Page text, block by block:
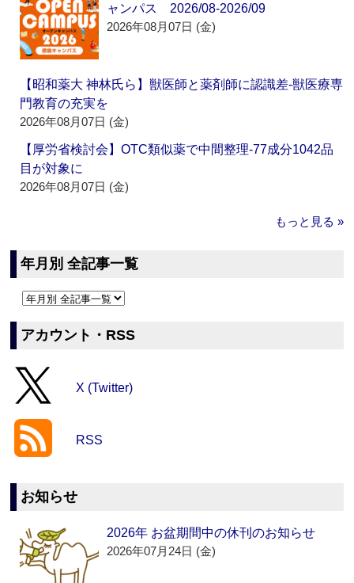
ャンパス 2026/08-2026/09
2026年08月07日 (金)
【昭和薬大 神林氏ら】獣医師と薬剤師に認識差‐獣医療専
門教育の充実を
2026年08月07日 (金)
【厚労省検討会】OTC類似薬で中間整理‐77成分1042品
目が対象に
2026年08月07日 (金)
もっと見る »
年月別 全記事一覧
アカウント・RSS
X (Twitter)
RSS
お知らせ
2026年 お盆期間中の休刊のお知らせ
2026年07月24日 (金)